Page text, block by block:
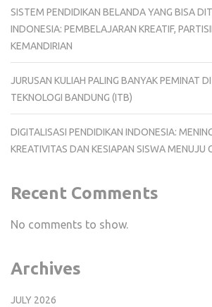
SISTEM PENDIDIKAN BELANDA YANG BISA
INDONESIA: PEMBELAJARAN KREATIF,
KEMANDIRIAN
JURUSAN KULIAH PALING BANYAK PEMINAT
TEKNOLOGI BANDUNG (ITB)
DIGITALISASI PENDIDIKAN INDONESIA:
KREATIVITAS DAN KESIAPAN SISWA MENUJU
Recent Comments
No comments to show.
Archives
JULY 2026